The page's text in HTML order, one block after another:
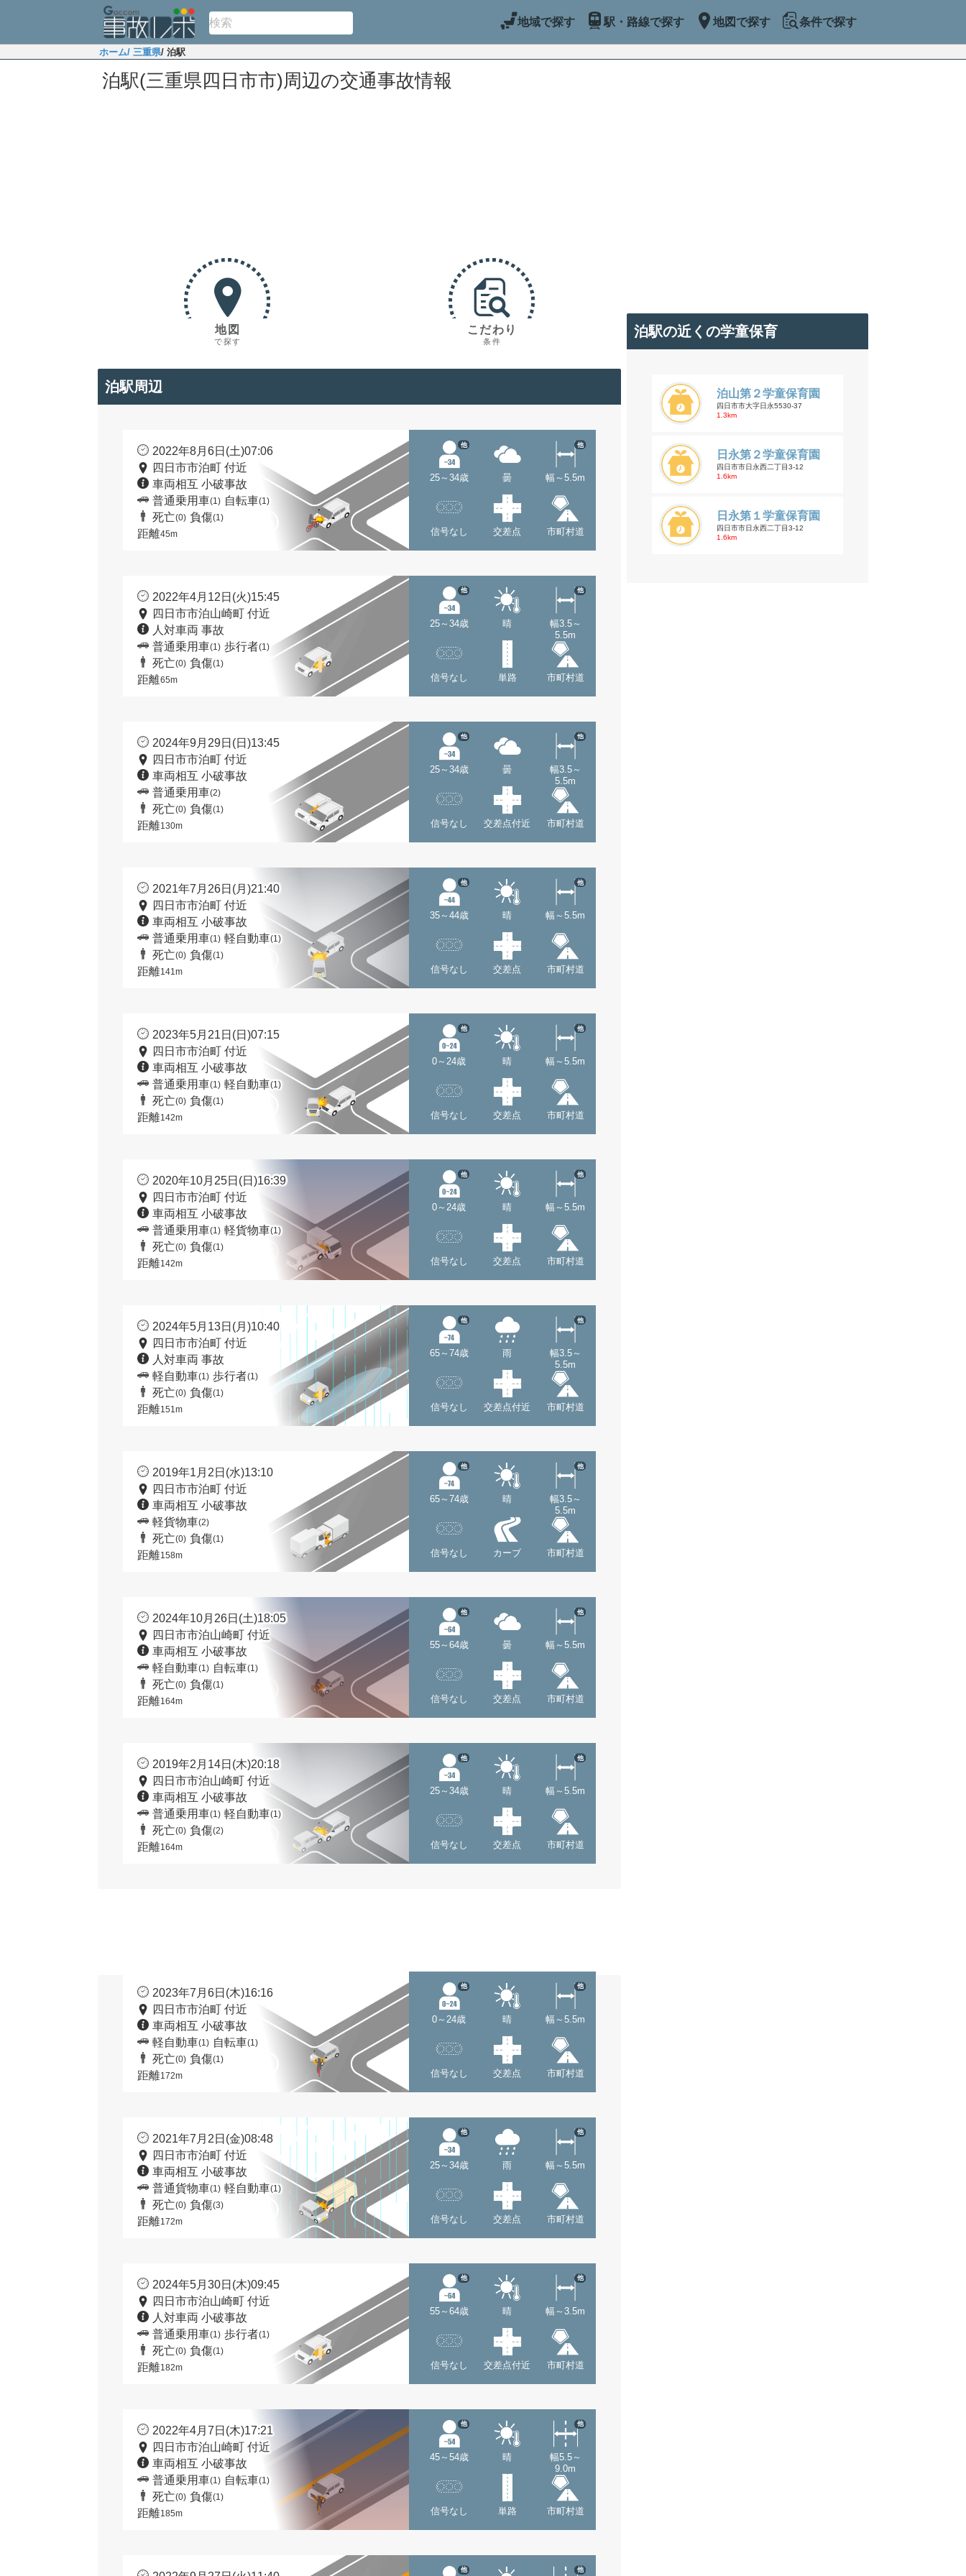
地域で探す 駅・路線で探す 地図で探す 条件で探す
ホーム/ 三重県/ 泊駅
泊駅(三重県四日市市)周辺の交通事故情報
地図
で探す
こだわり
条件
泊駅周辺
2022年8月6日(土)07:06
四日市市泊町 付近
車両相互 小破事故
普通乗用車(1) 自転車(1)
死亡(0) 負傷(1)
距離45m
25～34歳
他
曇 幅～5.5m
他
信号なし 交差点 市町村道
2022年4月12日(火)15:45
四日市市泊山崎町 付近
人対車両 事故
普通乗用車(1) 歩行者(1)
死亡(0) 負傷(1)
距離65m
25～34歳
他
晴
幅3.5～
5.5m
他
信号なし 単路 市町村道
2024年9月29日(日)13:45
四日市市泊町 付近
車両相互 小破事故
普通乗用車(2)
死亡(0) 負傷(1)
距離130m
25～34歳
他
曇
幅3.5～
5.5m
他
信号なし 交差点付近 市町村道
2021年7月26日(月)21:40
四日市市泊町 付近
車両相互 小破事故
普通乗用車(1) 軽自動車(1)
死亡(0) 負傷(1)
距離141m
35～44歳
他
晴 幅～5.5m
他
信号なし 交差点 市町村道
2023年5月21日(日)07:15
四日市市泊町 付近
車両相互 小破事故
普通乗用車(1) 軽自動車(1)
死亡(0) 負傷(1)
距離142m
0～24歳
他
晴 幅～5.5m
他
信号なし 交差点 市町村道
2020年10月25日(日)16:39
四日市市泊町 付近
車両相互 小破事故
普通乗用車(1) 軽貨物車(1)
死亡(0) 負傷(1)
距離142m
0～24歳
他
晴 幅～5.5m
他
信号なし 交差点 市町村道
2024年5月13日(月)10:40
四日市市泊町 付近
人対車両 事故
軽自動車(1) 歩行者(1)
死亡(0) 負傷(1)
距離151m
65～74歳
他
雨
幅3.5～
5.5m
他
信号なし 交差点付近 市町村道
2019年1月2日(水)13:10
四日市市泊町 付近
車両相互 小破事故
軽貨物車(2)
死亡(0) 負傷(1)
距離158m
65～74歳
他
晴
幅3.5～
5.5m
他
信号なし カーブ 市町村道
2024年10月26日(土)18:05
四日市市泊山崎町 付近
車両相互 小破事故
軽自動車(1) 自転車(1)
死亡(0) 負傷(1)
距離164m
55～64歳
他
曇 幅～5.5m
他
信号なし 交差点 市町村道
2019年2月14日(木)20:18
四日市市泊山崎町 付近
車両相互 小破事故
普通乗用車(1) 軽自動車(1)
死亡(0) 負傷(2)
距離164m
25～34歳
他
晴 幅～5.5m
他
信号なし 交差点 市町村道
2023年7月6日(木)16:16
四日市市泊町 付近
車両相互 小破事故
軽自動車(1) 自転車(1)
死亡(0) 負傷(1)
距離172m
0～24歳
他
晴 幅～5.5m
他
信号なし 交差点 市町村道
2021年7月2日(金)08:48
四日市市泊町 付近
車両相互 小破事故
普通貨物車(1) 軽自動車(1)
死亡(0) 負傷(3)
距離172m
25～34歳
他
雨 幅～5.5m
他
信号なし 交差点 市町村道
2024年5月30日(木)09:45
四日市市泊山崎町 付近
人対車両 小破事故
普通乗用車(1) 歩行者(1)
死亡(0) 負傷(1)
距離182m
55～64歳
他
晴 幅～3.5m
他
信号なし 交差点付近 市町村道
2022年4月7日(木)17:21
四日市市泊山崎町 付近
車両相互 小破事故
普通乗用車(1) 自転車(1)
死亡(0) 負傷(1)
距離185m
45～54歳
他
晴
幅5.5～
9.0m
他
信号なし 単路 市町村道
他 他
泊駅の近くの学童保育
泊山第２学童保育園
四日市市大字日永5530-37
1.3km
日永第２学童保育園
四日市市日永西二丁目3-12
1.6km
日永第１学童保育園
四日市市日永西二丁目3-12
1.6km